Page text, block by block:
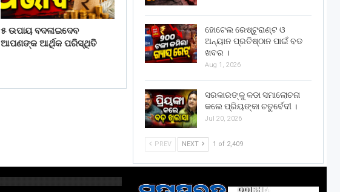
୫ ଉପାୟ ବଦଳାଇଦେବ
ଆପଣଙ୍କ ଆର୍ଥିକ ପରିସ୍ଥିତି
ହୋଟେଲ ରେଷ୍ଟୁରାଣ୍ଟ ଓ
ଅନ୍ୟାନ ପ୍ରତିଷ୍ଠାନ ପାଇଁ ବଡ
ଖବର ।
Aug 1, 2026
ସରକାରଙ୍କୁ କଡା ସମାଲୋଚନା
କଲେ ପ୍ରିୟଙ୍କା ଚତୁର୍ବେଦୀ ।
Jul 20, 2026
PREV NEXT 1 of 2,409